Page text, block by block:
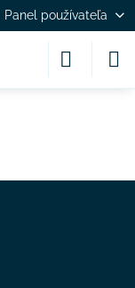
Panel používateľa